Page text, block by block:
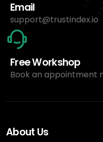
Email
support@trustindex.io
Free Workshop
Book an appointment
About Us